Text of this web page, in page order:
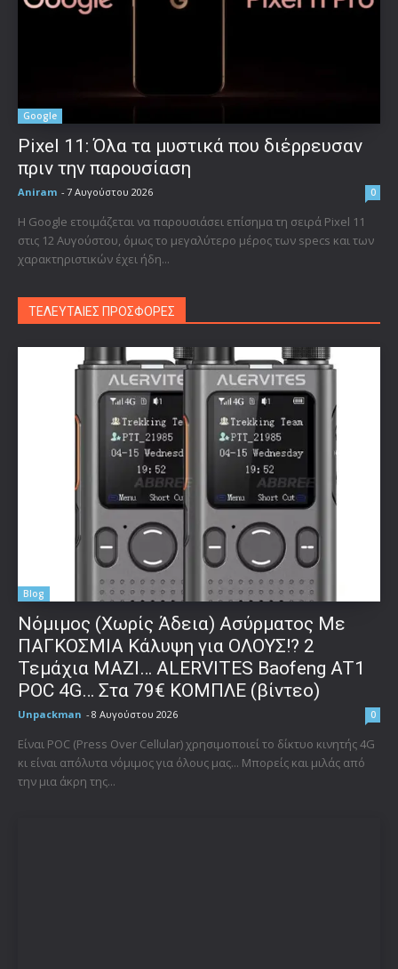
Google
Pixel 11: Όλα τα μυστικά που διέρρευσαν
πριν την παρουσίαση
Aniram - 7 Αυγούστου 2026 0
Η Google ετοιμάζεται να παρουσιάσει επίσημα τη σειρά Pixel 11
στις 12 Αυγούστου, όμως το μεγαλύτερο μέρος των specs και των
χαρακτηριστικών έχει ήδη...
ΤΕΛΕΥΤΑΙΕΣ ΠΡΟΣΦΟΡΕΣ
Blog
Νόμιμος (Χωρίς Άδεια) Ασύρματος Με
ΠΑΓΚΟΣΜΙΑ Κάλυψη για ΟΛΟΥΣ!? 2
Τεμάχια ΜΑΖΙ… ALERVITES Baofeng AT1
POC 4G… Στα 79€ ΚΟΜΠΛΕ (βίντεο)
Unpackman - 8 Αυγούστου 2026 0
Είναι POC (Press Over Cellular) χρησιμοποιεί το δίκτυο κινητής 4G
κι είναι απόλυτα νόμιμος για όλους μας... Μπορείς και μιλάς από
την μια άκρη της...